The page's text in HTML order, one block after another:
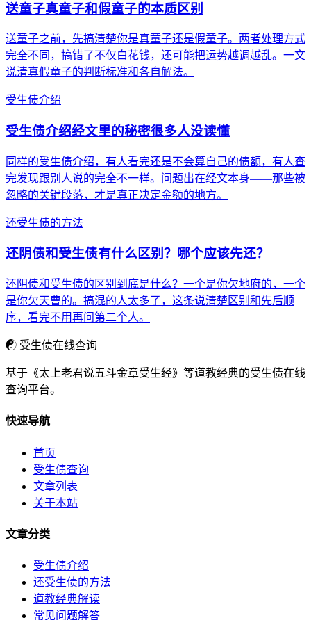
送童子真童子和假童子的本质区别
送童子之前，先搞清楚你是真童子还是假童子。两者处理方式
完全不同，搞错了不仅白花钱，还可能把运势越调越乱。一文
说清真假童子的判断标准和各自解法。
受生债介绍
受生债介绍经文里的秘密很多人没读懂
同样的受生债介绍，有人看完还是不会算自己的债额，有人查
完发现跟别人说的完全不一样。问题出在经文本身——那些被
忽略的关键段落，才是真正决定金额的地方。
还受生债的方法
还阴债和受生债有什么区别？哪个应该先还？
还阴债和受生债的区别到底是什么？一个是你欠地府的，一个
是你欠天曹的。搞混的人太多了，这条说清楚区别和先后顺
序，看完不用再问第二个人。
☯ 受生债在线查询
基于《太上老君说五斗金章受生经》等道教经典的受生债在线
查询平台。
快速导航
首页
受生债查询
文章列表
关于本站
文章分类
受生债介绍
还受生债的方法
道教经典解读
常见问题解答